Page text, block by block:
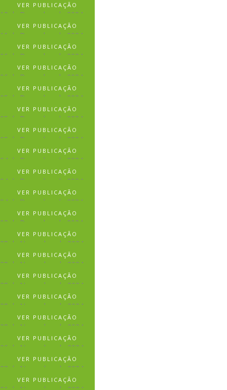
VER PUBLICAÇÃO
12 de Dezembro de 2024
VER PUBLICAÇÃO
11 de Dezembro de 2024
VER PUBLICAÇÃO
06 de Dezembro de 2024
VER PUBLICAÇÃO
06 de Dezembro de 2024
VER PUBLICAÇÃO
05 de Dezembro de 2024
VER PUBLICAÇÃO
05 de Dezembro de 2024
VER PUBLICAÇÃO
05 de Dezembro de 2024
VER PUBLICAÇÃO
04 de Dezembro de 2024
VER PUBLICAÇÃO
04 de Dezembro de 2024
VER PUBLICAÇÃO
04 de Dezembro de 2024
VER PUBLICAÇÃO
03 de Dezembro de 2024
VER PUBLICAÇÃO
28 de Novembro de 2024
VER PUBLICAÇÃO
28 de Novembro de 2024
VER PUBLICAÇÃO
28 de Novembro de 2024
VER PUBLICAÇÃO
28 de Novembro de 2024
VER PUBLICAÇÃO
28 de Novembro de 2024
VER PUBLICAÇÃO
26 de Novembro de 2024
VER PUBLICAÇÃO
23 de Novembro de 2024
VER PUBLICAÇÃO